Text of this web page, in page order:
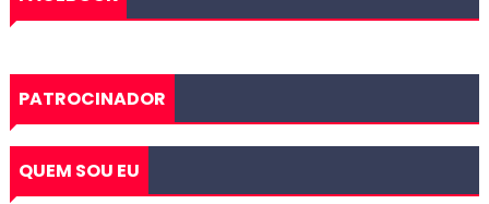
PATROCINADOR
QUEM SOU EU